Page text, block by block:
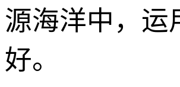
源海洋中，运
好。